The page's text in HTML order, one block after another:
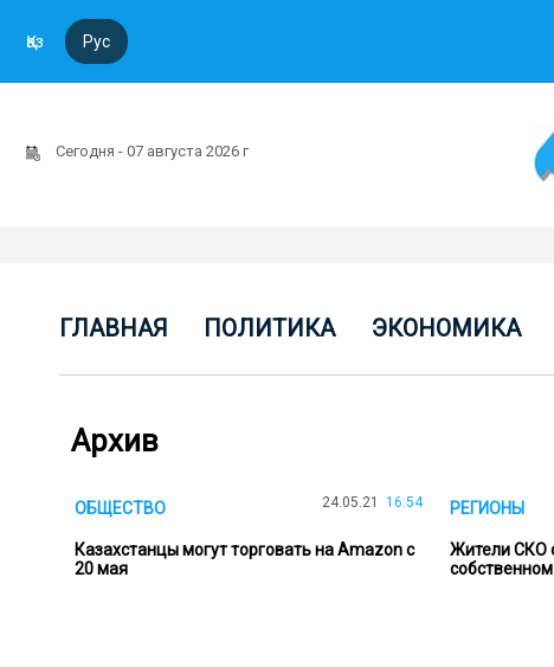
Қаз Рус
Сегодня - 07 августа 2026 г
ГЛАВНАЯ ПОЛИТИКА ЭКОНОМИКА
Архив
ОБЩЕСТВО 24.05.21 16:54
Казахстанцы могут торговать на Amazon с
20 мая
РЕГИОНЫ
Жители СКО